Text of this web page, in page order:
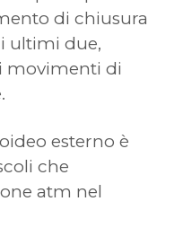
di chiusura
ultimi due,
movimenti di
esterno è
che
atm nel